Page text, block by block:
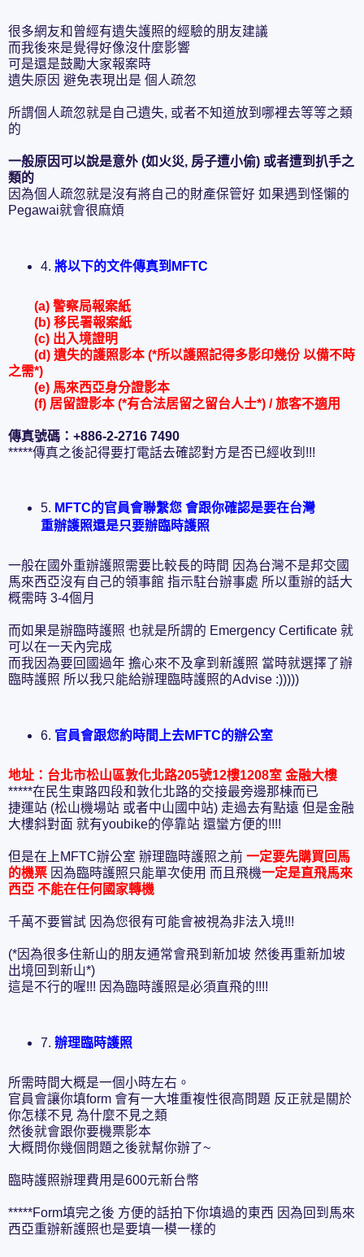
很多網友和曾經有遺失護照的經驗的朋友建議
而我後來是覺得好像沒什麼影響
可是還是鼓勵大家報案時
遺失原因 避免表現出是 個人疏忽
所謂個人疏忽就是自己遺失, 或者不知道放到哪裡去等等之類
的
一般原因可以說是意外 (如火災, 房子遭小偷) 或者遭到扒手之
類的
因為個人疏忽就是沒有將自己的財產保管好 如果遇到怪懶的
Pegawai就會很麻煩
4. 將以下的文件傳真到MFTC
(a) 警察局報案紙
(b) 移民署報案紙
(c) 出入境證明
(d) 遺失的護照影本 (*所以護照記得多影印幾份 以備不時
之需*)
(e) 馬來西亞身分證影本
(f) 居留證影本 (*有合法居留之留台人士*) / 旅客不適用
傳真號碼：+886-2-2716 7490
*****傳真之後記得要打電話去確認對方是否已經收到!!!
5. MFTC的官員會聯繫您 會跟你確認是要在台灣
重辦護照還是只要辦臨時護照
一般在國外重辦護照需要比較長的時間 因為台灣不是邦交國
馬來西亞沒有自己的領事館 指示駐台辦事處 所以重辦的話大
概需時 3-4個月
而如果是辦臨時護照 也就是所謂的 Emergency Certificate 就
可以在一天內完成
而我因為要回國過年 擔心來不及拿到新護照 當時就選擇了辦
臨時護照 所以我只能給辦理臨時護照的Advise :)))))
6. 官員會跟您約時間上去MFTC的辦公室
地址：台北市松山區敦化北路205號12樓1208室 金融大樓
*****在民生東路四段和敦化北路的交接最旁邊那棟而已
捷運站 (松山機場站 或者中山國中站) 走過去有點遠 但是金融
大樓斜對面 就有youbike的停靠站 還蠻方便的!!!!
但是在上MFTC辦公室 辦理臨時護照之前 一定要先購買回馬
的機票 因為臨時護照只能單次使用 而且飛機一定是直飛馬來
西亞 不能在任何國家轉機
千萬不要嘗試 因為您很有可能會被視為非法入境!!!
(*因為很多住新山的朋友通常會飛到新加坡 然後再重新加坡
出境回到新山*)
這是不行的喔!!! 因為臨時護照是必須直飛的!!!!
7. 辦理臨時護照
所需時間大概是一個小時左右。
官員會讓你填form 會有一大堆重複性很高問題 反正就是關於
你怎樣不見 為什麼不見之類
然後就會跟你要機票影本
大概問你幾個問題之後就幫你辦了~
臨時護照辦理費用是600元新台幣
*****Form填完之後 方便的話拍下你填過的東西 因為回到馬來
西亞重辦新護照也是要填一模一樣的